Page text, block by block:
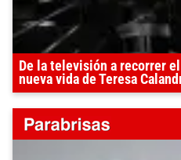
De la televisión a recorrer
nueva vida de Teresa